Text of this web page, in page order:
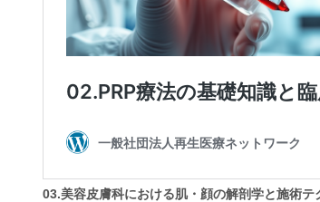
03.美容皮膚科における肌・顔の解剖学と施術テ